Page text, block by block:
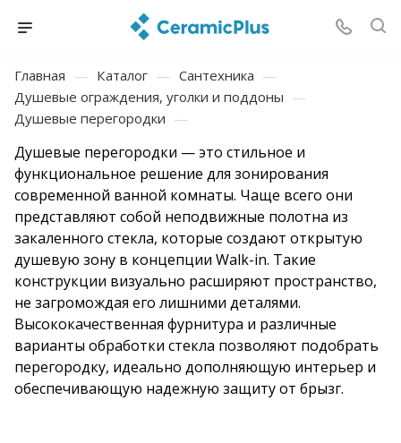
Главная — Каталог — Сантехника —
Душевые ограждения, уголки и поддоны —
Душевые перегородки —
Душевые перегородки — это стильное и
функциональное решение для зонирования
современной ванной комнаты. Чаще всего они
представляют собой неподвижные полотна из
закаленного стекла, которые создают открытую
душевую зону в концепции Walk-in. Такие
конструкции визуально расширяют пространство,
не загромождая его лишними деталями.
Высококачественная фурнитура и различные
варианты обработки стекла позволяют подобрать
перегородку, идеально дополняющую интерьер и
обеспечивающую надежную защиту от брызг.